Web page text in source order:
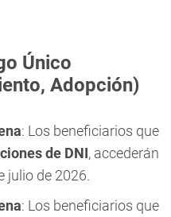
Único
Adopción)
: Los beneficiarios que
de DNI, accederán
julio de 2026.
: Los beneficiarios que